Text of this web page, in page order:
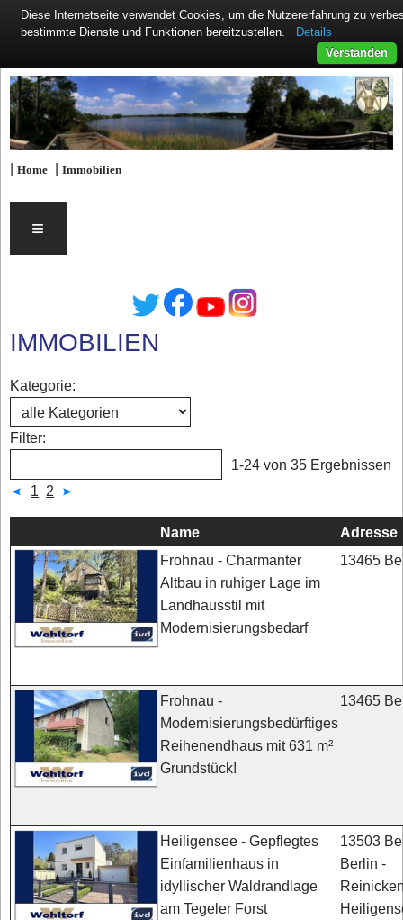
|Home |Immobilien
≡
IMMOBILIEN
Kategorie:
Filter:
1-24 von 35 Ergebnissen
1 2
Name
Adresse
Frohnau - Charmanter
Altbau in ruhiger Lage im
Landhausstil mit
Modernisierungsbedarf
13465
Frohnau -
Modernisierungsbedürftiges
Reihenendhaus mit 631 m²
Grundstück!
13465
Heiligensee - Gepflegtes
Einfamilienhaus in
idyllischer Waldrandlage
am Tegeler Forst
13503
Berlin -
Diese Internetseite verwendet Cookies, um die Nutzererfahrung zu
bestimmte Dienste und Funktionen bereitzustellen.
Details
Verstanden